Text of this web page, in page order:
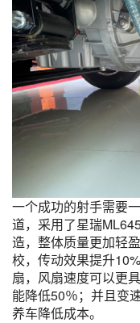
一个成功的射手需要
道，采用了星瑞
造，整体质量更加轻
校，传动效果提升
扇，风扇速度可以更
能降低50％；并且变
养车降低成本。